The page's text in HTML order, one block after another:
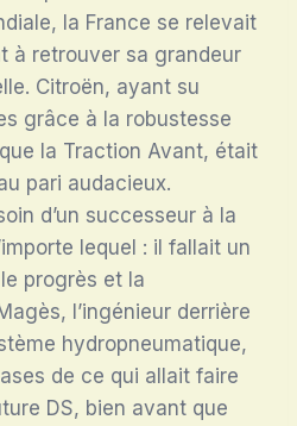
la France se relevait
à retrouver sa grandeur
Citroën, ayant su
grâce à la robustesse
la Traction Avant, était
pari audacieux.
d’un successeur à la
lequel : il fallait un
progrès et la
l’ingénieur derrière
hydropneumatique,
de ce qui allait faire
DS, bien avant que